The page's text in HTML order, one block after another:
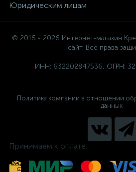
Юридическим лицам
© 2015 - 2026 Интернет-магазин
сайт. Все права
ИНН: 632202847536, ОГРН:
Политика компании в отношении
данных
Принимаем к оплате: